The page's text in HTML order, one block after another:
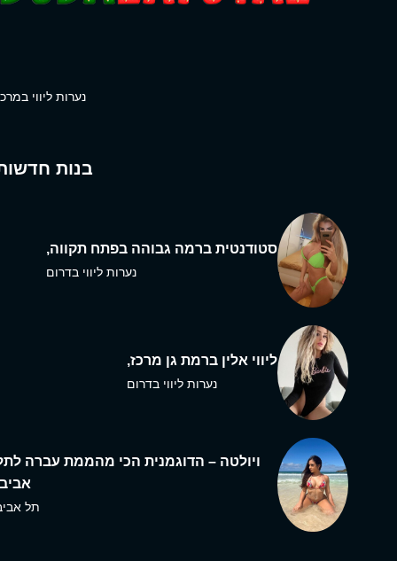
נערות ליווי
בנות
סטודנטית ברמה גבוהה בפתח תקווה,
נערות ליווי בדרום
ליווי אלין ברמת גן מרכז,
נערות ליווי בדרום
ויולטה – הדוגמנית הכי מהממת עברה
תל